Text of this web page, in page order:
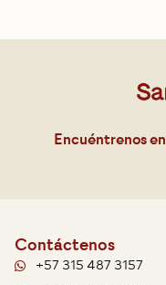
Encuéntrenos en
Contáctenos
+57 315 487 3157